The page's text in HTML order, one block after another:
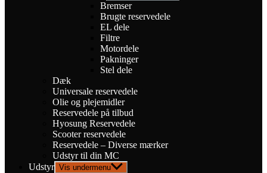
Bremser
Brugte reservedele
EL dele
Filtre
Motordele
Pakninger
Stel dele
Dæk
Universale reservedele
Olie og plejemidler
Reservedele på tilbud
Hyosung Reservedele
Scooter reservedele
Reservedele – Diverse mærker
Udstyr til din MC
Udstyr Vis undermenu